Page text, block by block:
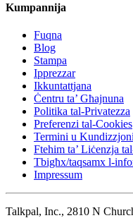
Kumpannija
Fuqna
Blog
Stampa
Ipprezzar
Ikkuntattjana
Ċentru ta’ Għajnuna
Politika tal-Privatezza
Preferenzi tal-Cookies
Termini u
Ftehim ta’ Liċenzja
Tbigħx/taqsamx l-
Impressum
Talkpal, Inc., 2810 N